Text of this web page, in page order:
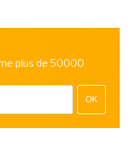
plus de 50000
OK